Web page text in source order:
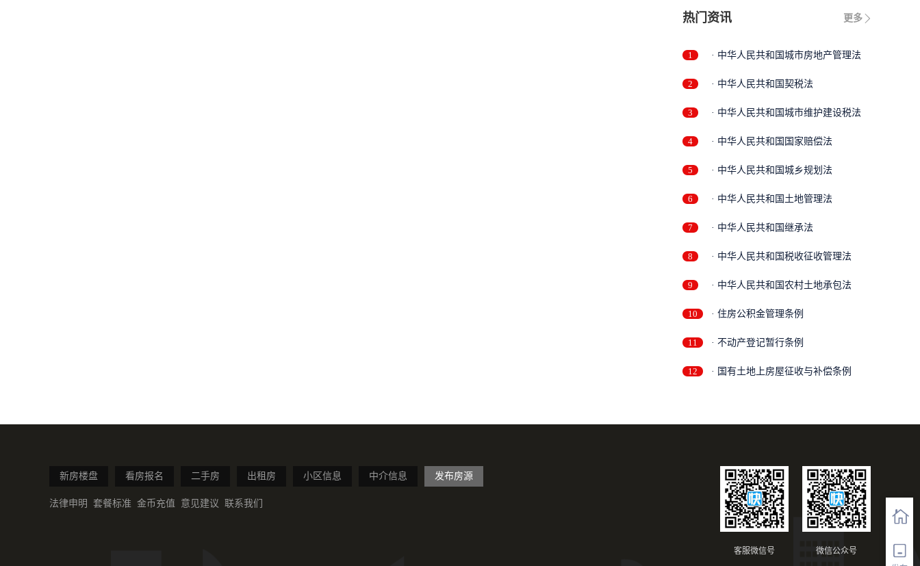
更多
热门资讯
1 · 中华人民共和国城市房地产管理法
2 · 中华人民共和国契税法
3 · 中华人民共和国城市维护建设税法
4 · 中华人民共和国国家赔偿法
5 · 中华人民共和国城乡规划法
6 · 中华人民共和国土地管理法
7 · 中华人民共和国继承法
8 · 中华人民共和国税收征收管理法
9 · 中华人民共和国农村土地承包法
10 · 住房公积金管理条例
11 · 不动产登记暂行条例
12 · 国有土地上房屋征收与补偿条例
新房楼盘 看房报名 二手房 出租房 小区信息 中介信息 发布房源
法律申明 套餐标准 金币充值 意见建议 联系我们
微信公众号
客服微信号